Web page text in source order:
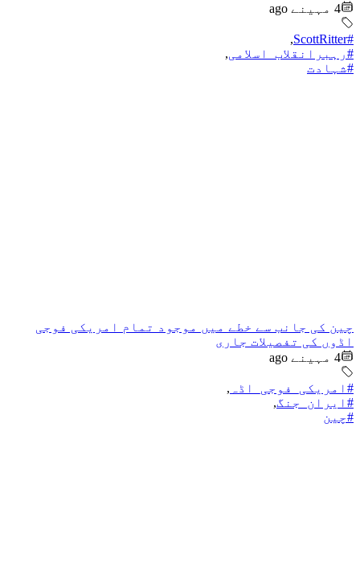
4 مہینے ago
#ScottRitter
,
#رہبرانقلاب_اسلامی,
#شہادت
چین کی جانب سے خطے میں موجود تمام امریکی فوجی
اڈوں کی تفصیلات جاری
4 مہینے ago
#امریکی_فوجی_اڈہ ,
#ایران_جنگ,
#چین